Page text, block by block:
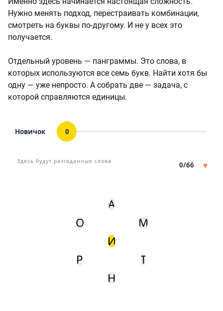
Нужно менять подход, перестраивать комбинации,
смотреть на буквы по-другому. И не у всех это
получается.
Отдельный уровень — панграммы. Это слова, в
которых используются все семь букв. Найти хотя бы
одну — уже непросто. А собрать две — задача, с
которой справляются единицы.
Новичок 0
Статус Мин. кол-во очков
Здесь будут разгаданные слова 0/66 ▾
И
А
О М
Р
Т
Н